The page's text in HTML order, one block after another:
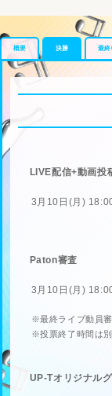
概要 決勝 最
LIVE配信+動画投
3月10日(月)
Paton審査
3月10日(月)
※最終ライブ動員
※投票終了時間は
UP-Tオリジナル